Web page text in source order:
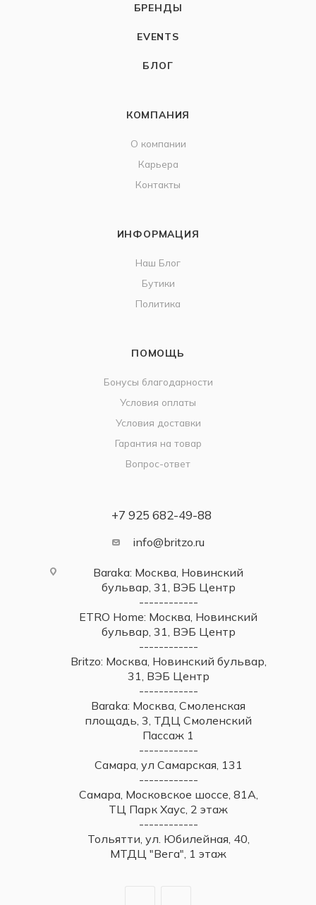
БРЕНДЫ
EVENTS
БЛОГ
КОМПАНИЯ
О компании
Карьера
Контакты
ИНФОРМАЦИЯ
Наш Блог
Бутики
Политика
ПОМОЩЬ
Бонусы благодарности
Условия оплаты
Условия доставки
Гарантия на товар
Вопрос-ответ
+7 925 682-49-88
info@britzo.ru
Baraka: Москва, Новинский
бульвар, 31, ВЭБ Центр
------------
ETRO Home: Москва, Новинский
бульвар, 31, ВЭБ Центр
------------
Britzo: Москва, Новинский бульвар,
31, ВЭБ Центр
------------
Baraka: Москва, Смоленская
площадь, 3, ТДЦ Смоленский
Пассаж 1
------------
Самара, ул Самарская, 131
------------
Самара, Московское шоссе, 81А,
ТЦ Парк Хаус, 2 этаж
------------
Тольятти, ул. Юбилейная, 40,
МТДЦ "Вега", 1 этаж